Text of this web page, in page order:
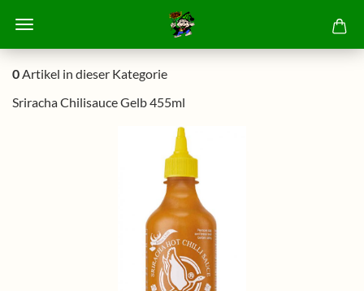
0Artikel in dieser Kategorie
Sriracha Chilisauce Gelb 455ml